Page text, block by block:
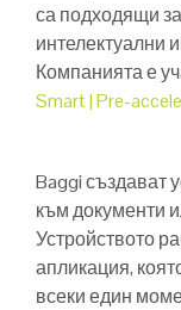
са подходящи
интелектуални
Компанията е
Smart | Pre-
Baggi създават
към документи
Устройството
апликация,
всеки един